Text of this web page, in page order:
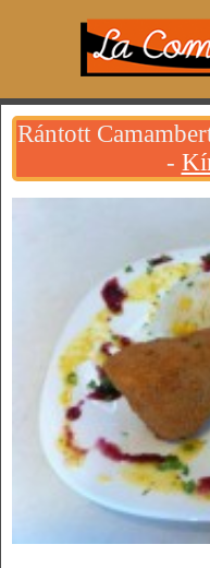
Rántott
-